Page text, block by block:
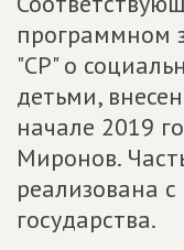
программном
"СР" о
детьми,
начале 2019
Миронов.
реализована
государства.